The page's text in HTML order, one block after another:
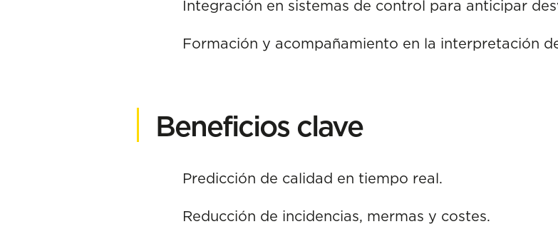
Integración en sistemas de control para anticipar
Formación y acompañamiento en la interpretación
Beneficios clave
Predicción de calidad en tiempo real.
Reducción de incidencias, mermas y costes.